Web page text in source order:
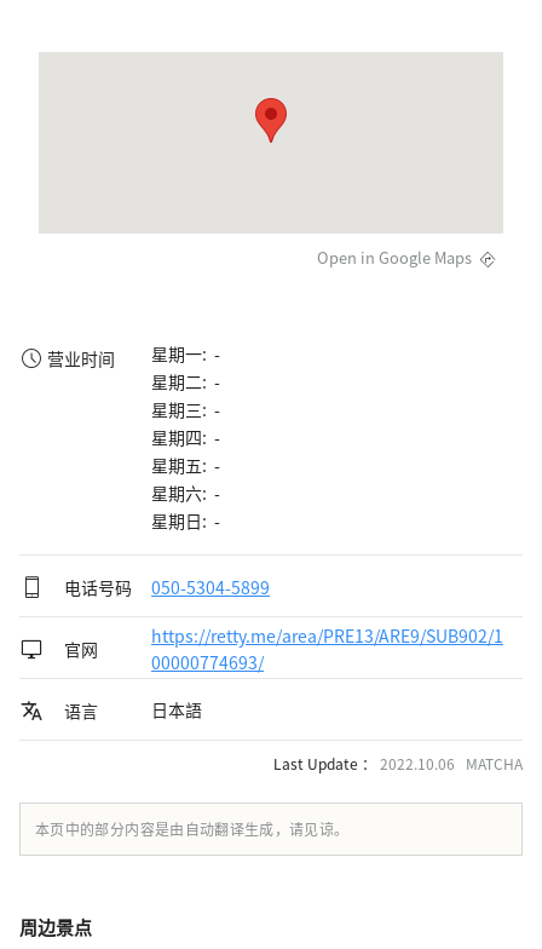
Open in Google Maps
营业时间
星期一: -
星期二: -
星期三: -
星期四: -
星期五: -
星期六: -
星期日: -
电话号码 050-5304-5899
官网
https://retty.me/area/PRE13/ARE9/SUB902/1
00000774693/
语言
日本語
Last Update ： 2022.10.06 MATCHA
本页中的部分内容是由自动翻译生成，请见谅。
周边景点